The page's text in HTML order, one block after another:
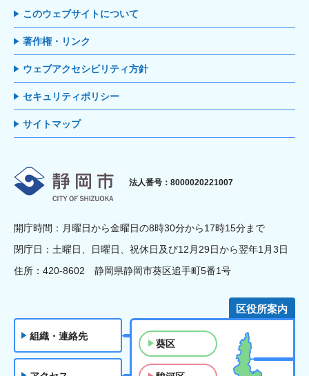
このウェブサイトについて
著作権・リンク
ウェブアクセシビリティ方針
セキュリティポリシー
サイトマップ
静岡市
法人番号：8000020221007
開庁時間：月曜日から金曜日の8時30分から17時15分まで
閉庁日：土曜日、日曜日、祝休日及び12月29日から翌年1月3日
住所：420-8602 静岡県静岡市葵区追手町5番1号
組織・連絡先
区役所案内
葵区